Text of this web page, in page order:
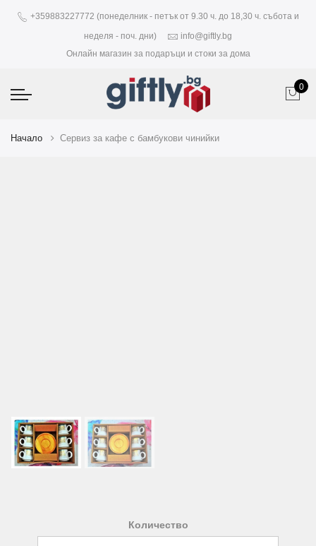
+359883227772 (понеделник - петък от 9.30 ч. до 18,30 ч. събота и
неделя - поч. дни)
info@giftly.bg
Онлайн магазин за подаръци и стоки за дома
0
Начало Сервиз за кафе с бамбукови чинийки
Количество